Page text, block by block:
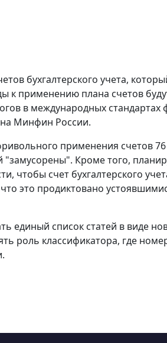
бухгалтерского учета,
к применению плана счетов
в международных
Минфин России.
применения счетов
Кроме того,
чтобы счет бухгалтерского
это продиктовано
список статей в виде
роль классификатора, где